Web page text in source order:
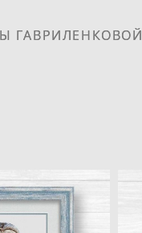
ГАВРИЛЕНКОВОЙ
ГАВРИЛЕНКОВОЙ